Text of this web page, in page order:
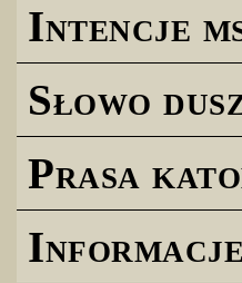
Intencje
Słowo
Prasa